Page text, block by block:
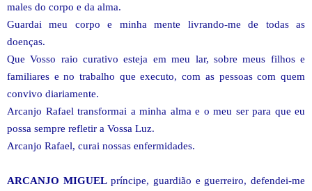
males do corpo e da alma.
Guardai meu corpo e minha mente livrando-me de todas as
doenças.
Que Vosso raio curativo esteja em meu lar, sobre meus filhos e
familiares e no trabalho que executo, com as pessoas com quem
convivo diariamente.
Arcanjo Rafael transformai a minha alma e o meu ser para que eu
possa sempre refletir a Vossa Luz.
Arcanjo Rafael, curai nossas enfermidades.
ARCANJO MIGUELpríncipe, guardião e guerreiro, defendei-me